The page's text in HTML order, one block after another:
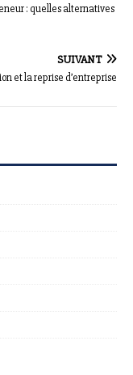
: quelles alternatives
SUIVANT
et la reprise d’entreprise